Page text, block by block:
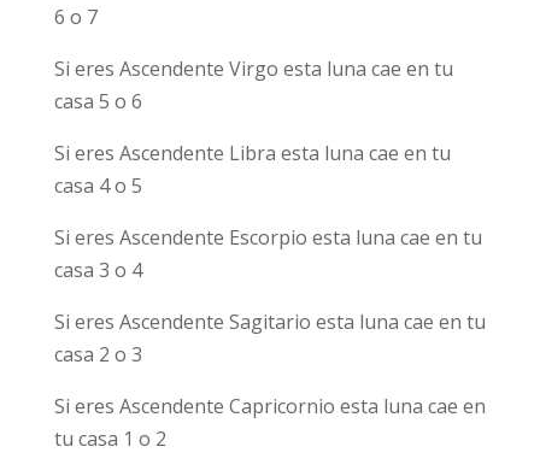
6 o 7
Si eres Ascendente Virgo esta luna cae en tu
casa 5 o 6
Si eres Ascendente Libra esta luna cae en tu
casa 4 o 5
Si eres Ascendente Escorpio esta luna cae en tu
casa 3 o 4
Si eres Ascendente Sagitario esta luna cae en tu
casa 2 o 3
Si eres Ascendente Capricornio esta luna cae en
tu casa 1 o 2